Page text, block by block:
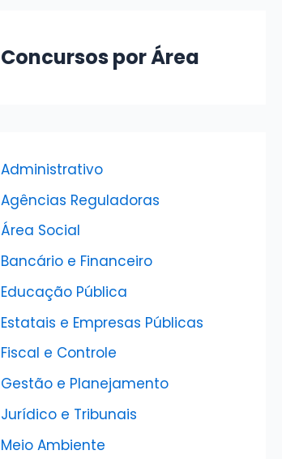
Concursos por Área
Administrativo
Agências Reguladoras
Área Social
Bancário e Financeiro
Educação Pública
Estatais e Empresas Públicas
Fiscal e Controle
Gestão e Planejamento
Jurídico e Tribunais
Meio Ambiente